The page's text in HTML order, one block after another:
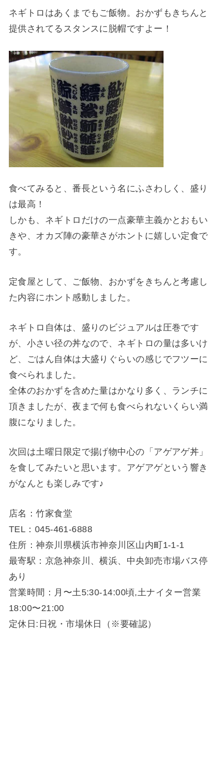
ネギトロはあくまでもご飯物。おかずもきちんと
提供されてるスタンスに脱帽ですよー！
食べてみると、番長という名にふさわしく、盛り
は最高！
しかも、ネギトロだけの一点豪華主義かとおもい
きや、オカズ陣の豪華さがホントに嬉しい定食で
す。
定食屋として、ご飯物、おかずをきちんと考慮し
た内容にホント感動しました。
ネギトロ自体は、盛りのビジュアルは圧巻です
が、小さい径の丼なので、ネギトロの量は多いけ
ど、ごはん自体は大盛りぐらいの感じでフツーに
食べられました。
全体のおかずを含めた量はかなり多く、ランチに
頂きましたが、夜まで何も食べられないくらい満
腹になりました。
次回は土曜日限定で揚げ物中心の「アゲアゲ丼」
を食してみたいと思います。アゲアゲという響き
がなんとも楽しみです♪
店名：竹家食堂
TEL：045-461-6888
住所：神奈川県横浜市神奈川区山内町1-1-1
最寄駅：京急神奈川、横浜、中央卸売市場バス停
あり
営業時間：月〜土5:30-14:00頃,土ナイター営業
18:00〜21:00
定休日:日祝・市場休日（※要確認）